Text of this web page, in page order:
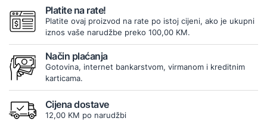
Platite na rate!
Platite ovaj proizvod na rate po istoj cijeni, ako je ukupni
iznos vaše narudžbe preko 100,00 KM.
Način plaćanja
Gotovina, internet bankarstvom, virmanom i kreditnim
karticama.
Cijena dostave
12,00 KM po narudžbi